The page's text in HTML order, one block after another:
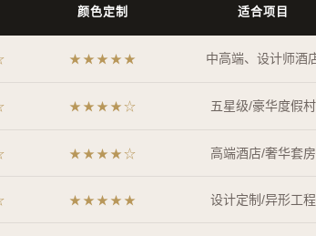
颜色定制 适合项目
★★★★★ 中高端、设计师酒
★★★★☆ 五星级/豪华度假村
★★★★☆ 高端酒店/奢华套房
★★★★★ 设计定制/异形工程